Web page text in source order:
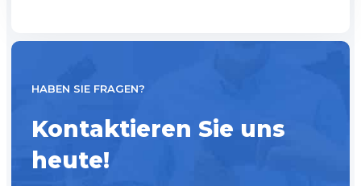
HABEN SIE FRAGEN?
Kontaktieren Sie uns
heute!